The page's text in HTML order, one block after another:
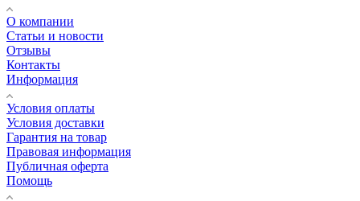
О компании
Статьи и новости
Отзывы
Контакты
Информация
Условия оплаты
Условия доставки
Гарантия на товар
Правовая информация
Публичная оферта
Помощь